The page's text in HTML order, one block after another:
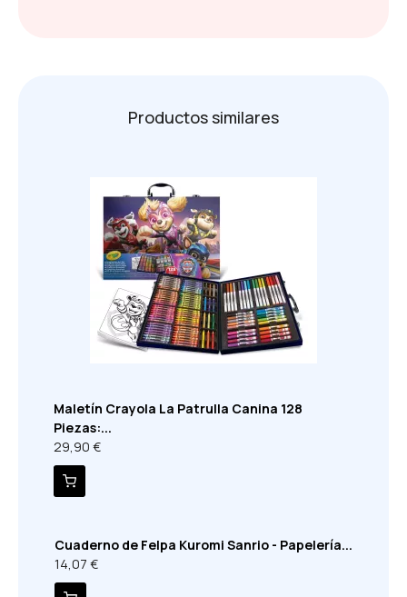
Productos similares
Maletín Crayola La Patrulla Canina 128
Piezas:...
29,90 €
Cuaderno de Felpa Kuromi Sanrio - Papelería...
14,07 €